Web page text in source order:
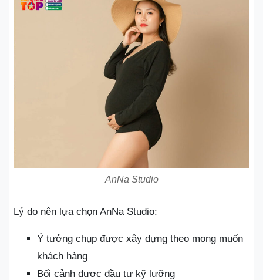
AnNa Studio
Lý do nên lựa chọn AnNa Studio:
Ý tưởng chụp được xây dựng theo mong muốn
khách hàng
Bối cảnh được đầu tư kỹ lưỡng